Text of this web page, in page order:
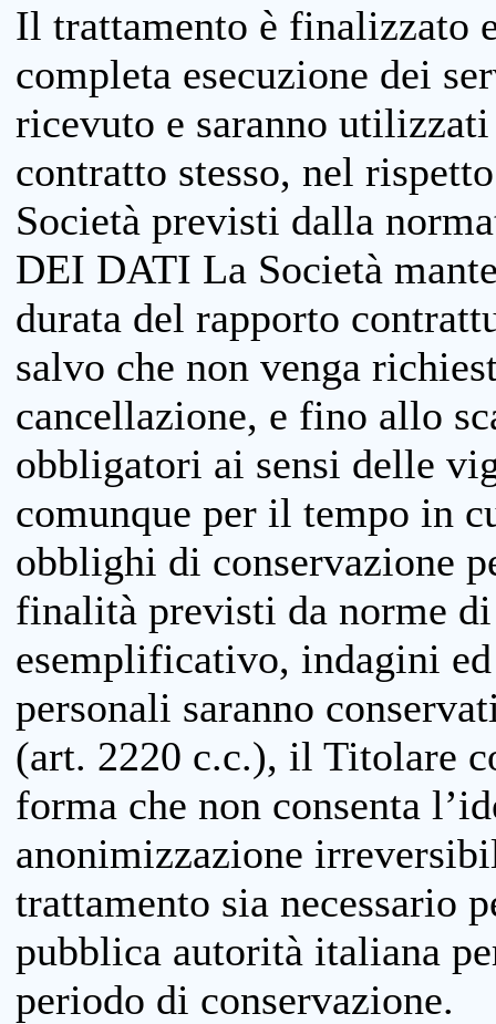
Il trattamento è finalizzato
completa esecuzione dei
ricevuto e saranno
contratto stesso, nel
Società previsti dalla
DEI DATI La Società
durata del rapporto
salvo che non venga
cancellazione, e fino allo
obbligatori ai sensi delle
comunque per il tempo in
obblighi di conservazione
finalità previsti da norme
esemplificativo, indagini
personali saranno
(art. 2220 c.c.), il Titolare
forma che non consenta
anonimizzazione
trattamento sia necessario
pubblica autorità italiana
periodo di conservazione.